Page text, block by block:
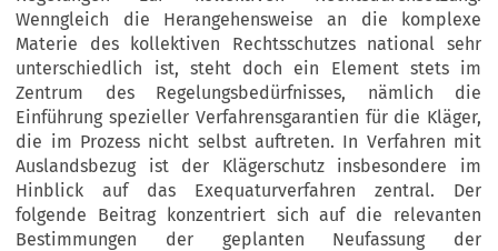
Wenngleich die Herangehensweise an die komplexe
Materie des kollektiven Rechtsschutzes national sehr
unterschiedlich ist, steht doch ein Element stets im
Zentrum des Regelungsbedürfnisses, nämlich die
Einführung spezieller Verfahrensgarantien für die Kläger,
die im Prozess nicht selbst auftreten. In Verfahren mit
Auslandsbezug ist der Klägerschutz insbesondere im
Hinblick auf das Exequaturverfahren zentral. Der
folgende Beitrag konzentriert sich auf die relevanten
Bestimmungen der geplanten Neufassung der